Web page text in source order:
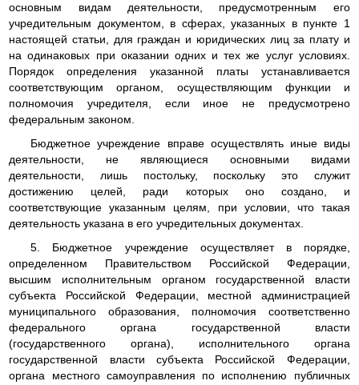
основным видам деятельности, предусмотренным его
учредительным документом, в сферах, указанных в пункте 1
настоящей статьи, для граждан и юридических лиц за плату и
на одинаковых при оказании одних и тех же услуг условиях.
Порядок определения указанной платы устанавливается
соответствующим органом, осуществляющим функции и
полномочия учредителя, если иное не предусмотрено
федеральным законом.
Бюджетное учреждение вправе осуществлять иные виды
деятельности, не являющиеся основными видами
деятельности, лишь постольку, поскольку это служит
достижению целей, ради которых оно создано, и
соответствующие указанным целям, при условии, что такая
деятельность указана в его учредительных документах.
5. Бюджетное учреждение осуществляет в порядке,
определенном Правительством Российской Федерации,
высшим исполнительным органом государственной власти
субъекта Российской Федерации, местной администрацией
муниципального образования, полномочия соответственно
федерального органа государственной власти
(государственного органа), исполнительного органа
государственной власти субъекта Российской Федерации,
органа местного самоуправления по исполнению публичных